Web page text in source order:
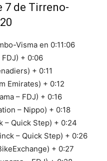
7 de Tirreno-
Visma en 0:11:06
FDJ) + 0:06
+ 0:11
Emirates) + 0:12
– FDJ) + 0:16
– Nippo) + 0:18
– Quick Step) + 0:24
– Quick Step) + 0:26
+ 0:27